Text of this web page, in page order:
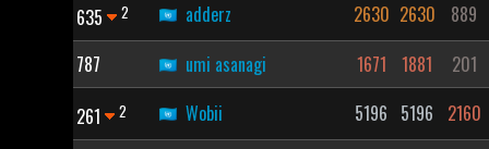
635 2 adderz 2630 2630
889
787
umi asanagi 1671 1881 201
261 2 Wobii 5196 5196
2160